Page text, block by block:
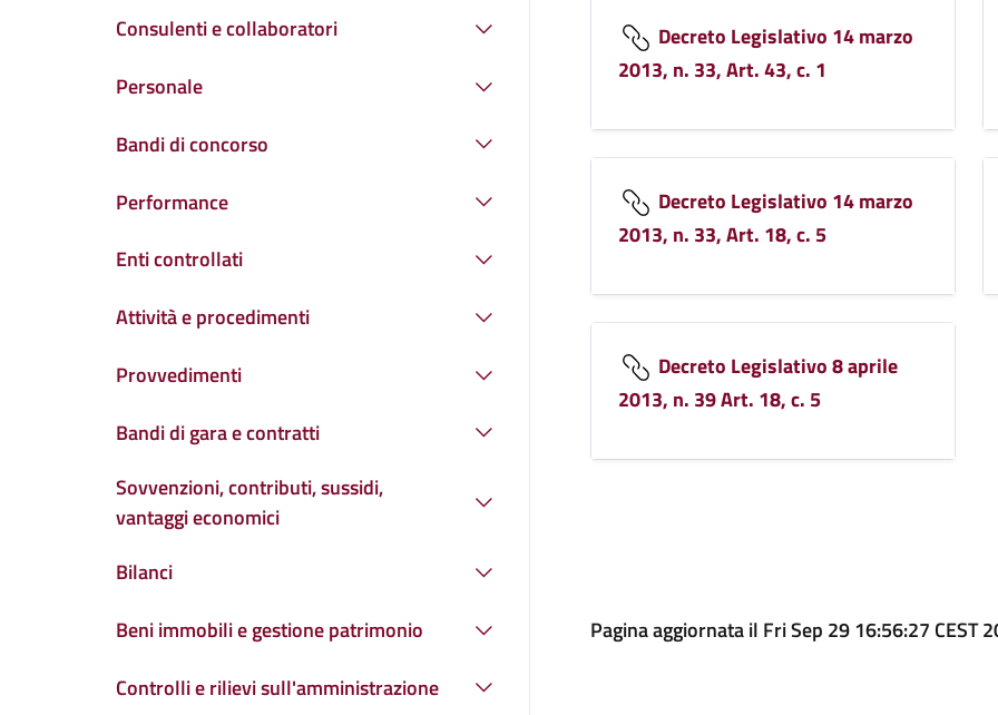
Consulenti e collaboratori
Personale
Bandi di concorso
Performance
Enti controllati
Attività e procedimenti
Provvedimenti
Bandi di gara e contratti
Sovvenzioni, contributi, sussidi,
vantaggi economici
Bilanci
Beni immobili e gestione patrimonio
Controlli e rilievi sull'amministrazione
Decreto Legislativo 14 marzo
2013, n. 33, Art. 43, c. 1
Decreto Legislativo 14 marzo
2013, n. 33, Art. 18, c. 5
Decreto Legislativo 8 aprile
2013, n. 39 Art. 18, c. 5
Pagina aggiornata il Fri Sep 29 16:56:27 CEST